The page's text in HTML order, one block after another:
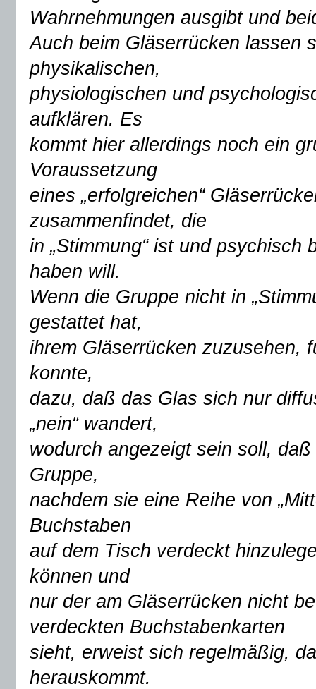
Wahrnehmungen ausgibt und
Auch beim Gläserrücken lassen
physikalischen,
physiologischen und
aufklären. Es
kommt hier allerdings noch ein
Voraussetzung
eines „erfolgreichen“
zusammenfindet, die
in „Stimmung“ ist und
haben will.
Wenn die Gruppe nicht in
gestattet hat,
ihrem Gläserrücken zuzusehen,
konnte,
dazu, daß das Glas sich nur
„nein“ wandert,
wodurch angezeigt sein soll,
Gruppe,
nachdem sie eine Reihe von
Buchstaben
auf dem Tisch verdeckt
können und
nur der am Gläserrücken nicht
verdeckten Buchstabenkarten
sieht, erweist sich regelmäßig,
herauskommt.